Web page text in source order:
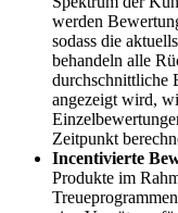
werden
sodass die
behandeln alle
durchschnittliche
angezeigt wird,
Zeitpunkt
Incentivierte
Produkte im